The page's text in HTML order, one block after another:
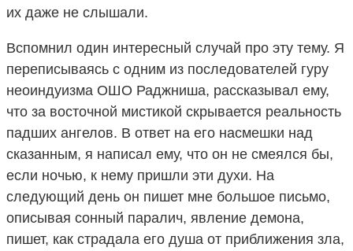
их даже не слышали.
Вспомнил один интересный случай про эту тему. Я
переписываясь с одним из последователей гуру
неоиндуизма ОШО Раджниша, рассказывал ему,
что за восточной мистикой скрывается реальность
падших ангелов. В ответ на его насмешки над
сказанным, я написал ему, что он не смеялся бы,
если ночью, к нему пришли эти духи. На
следующий день он пишет мне большое письмо,
описывая сонный паралич, явление демона,
пишет, как страдала его душа от приближения зла,